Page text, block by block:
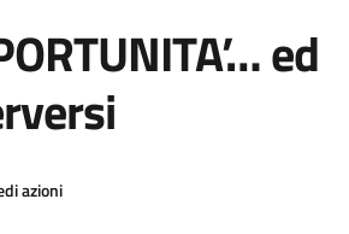
ed
azioni